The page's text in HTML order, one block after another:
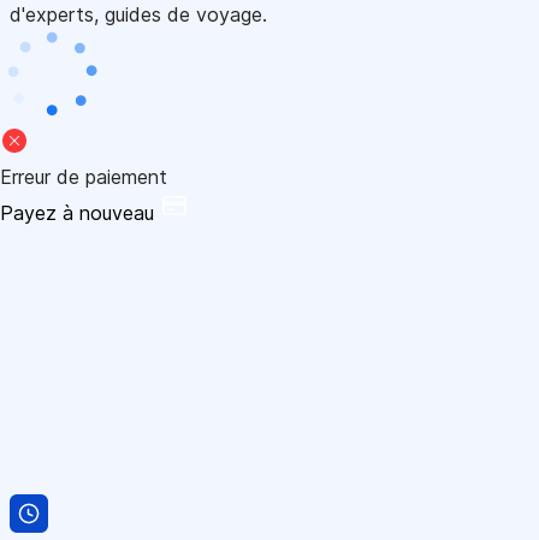
d'experts, guides de voyage.
Erreur de paiement
Payez à nouveau